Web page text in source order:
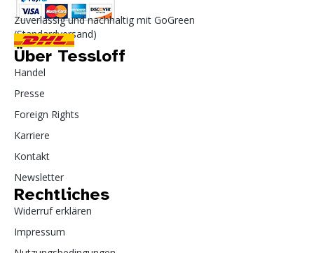
Zuverlässig und nachhaltig mit GoGreen
(Standardversand)
Über Tessloff
Handel
Presse
Foreign Rights
Karriere
Kontakt
Newsletter
Rechtliches
Widerruf erklären
Impressum